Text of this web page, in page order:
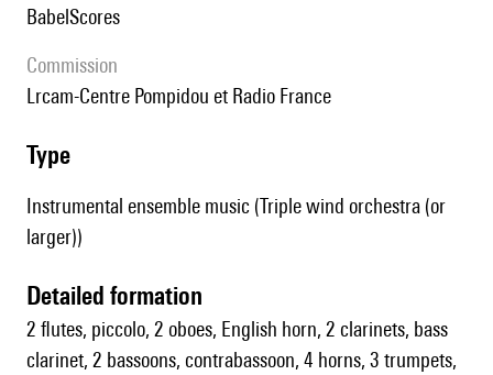
BabelScores
Commission
lrcam-Centre Pompidou et Radio France
type
Instrumental ensemble music (Triple wind orchestra (or
larger))
detailed formation
2 flutes, piccolo, 2 oboes, English horn, 2 clarinets, bass
clarinet, 2 bassoons, contrabassoon, 4 horns, 3 trumpets,